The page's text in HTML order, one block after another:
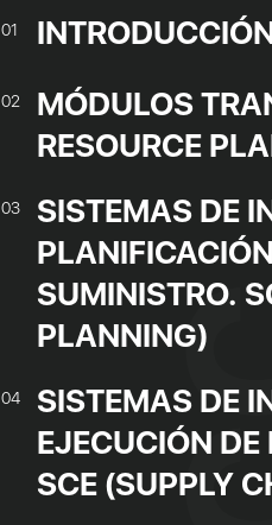
01
02
MÓDULOS
RESOURCE
03
SISTEMAS DE
SUMINISTRO.
PLANNING)
04
SISTEMAS DE
EJECUCIÓN
SCE (SUPPLY